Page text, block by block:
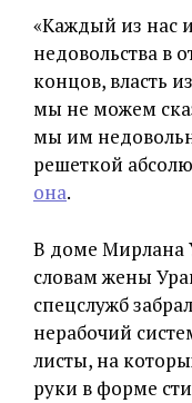
«Каждый из нас
недовольства в
концов, власть
мы не можем
мы им
решеткой
она.
В доме Мирлана
словам жены
спецслужб
нерабочий
листы, на
руки в форме